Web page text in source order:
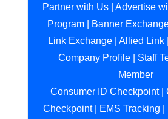
Partner with Us| Advertise
Program| Banner
Link Exchange |Allied Link
Company Profile| Staff
Member
Consumer ID Checkpoint|
Checkpoint| EMS Tracking